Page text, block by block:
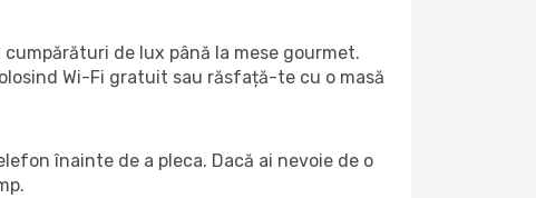
de lux până la mese gourmet.
Wi-Fi gratuit sau răsfață-te cu o masă
înainte de a pleca. Dacă ai nevoie de o